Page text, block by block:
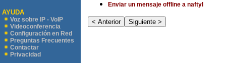
AYUDA
Voz sobre IP - VoIP
Videoconferencia
Configuración en Red
Preguntas Frecuentes
Contactar
Privacidad
Enviar un mensaje offline a naftyl